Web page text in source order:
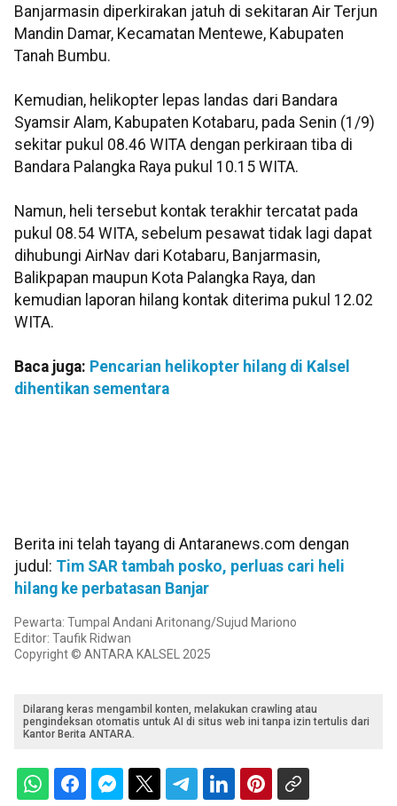
Banjarmasin diperkirakan jatuh di sekitaran Air Terjun
Mandin Damar, Kecamatan Mentewe, Kabupaten
Tanah Bumbu.
Kemudian, helikopter lepas landas dari Bandara
Syamsir Alam, Kabupaten Kotabaru, pada Senin (1/9)
sekitar pukul 08.46 WITA dengan perkiraan tiba di
Bandara Palangka Raya pukul 10.15 WITA.
Namun, heli tersebut kontak terakhir tercatat pada
pukul 08.54 WITA, sebelum pesawat tidak lagi dapat
dihubungi AirNav dari Kotabaru, Banjarmasin,
Balikpapan maupun Kota Palangka Raya, dan
kemudian laporan hilang kontak diterima pukul 12.02
WITA.
Baca juga: Pencarian helikopter hilang di Kalsel
dihentikan sementara
Berita ini telah tayang di Antaranews.com dengan
judul: Tim SAR tambah posko, perluas cari heli
hilang ke perbatasan Banjar
Pewarta: Tumpal Andani Aritonang/Sujud Mariono
Editor: Taufik Ridwan
Copyright © ANTARA KALSEL 2025
Dilarang keras mengambil konten, melakukan crawling atau
pengindeksan otomatis untuk AI di situs web ini tanpa izin tertulis dari
Kantor Berita ANTARA.